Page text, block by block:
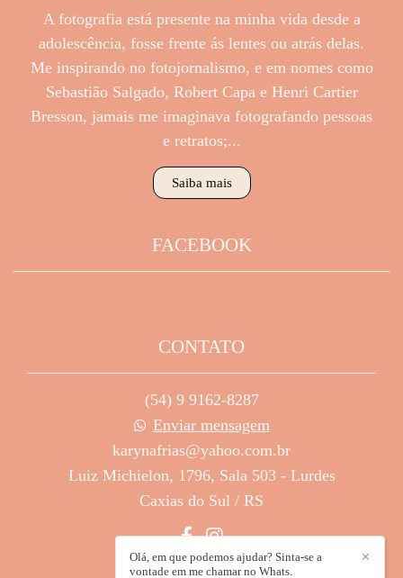
A fotografia está presente na minha vida desde a
adolescência, fosse frente ás lentes ou atrás delas.
Me inspirando no fotojornalismo, e em nomes como
Sebastião Salgado, Robert Capa e Henri Cartier
Bresson, jamais me imaginava fotografando pessoas
e retratos;...
Saiba mais
FACEBOOK
CONTATO
(54) 9 9162-8287
Enviar mensagem
karynafrias@yahoo.com.br
Luiz Michielon, 1796, Sala 503 - Lurdes
Caxias do Sul / RS
✕
Olá, em que podemos ajudar? Sinta-se a
vontade em me chamar no Whats.